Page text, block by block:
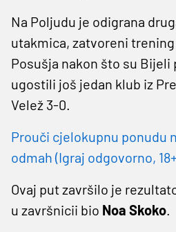
Na Poljudu je odigrana
utakmica, zatvoreni
Posušja nakon što su Bijeli
ugostili još jedan klub iz
Velež 3-0.
Prouči cjelokupnu ponudu
odmah (Igraj odgovorno,
Ovaj put završilo je
u završnicii bio Noa Skoko.